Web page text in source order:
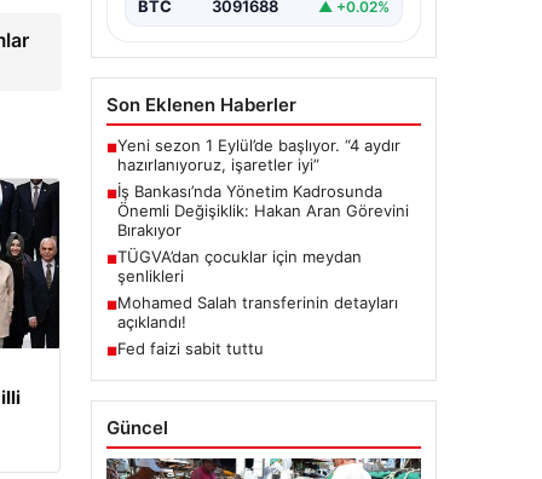
BTC 3091688 ▲ +0.02%
Son Eklenen Haberler
■Yeni sezon 1 Eylül’de başlıyor. “4 aydır
hazırlanıyoruz, işaretler iyi”
■İş Bankası’nda Yönetim Kadrosunda
Önemli Değişiklik: Hakan Aran Görevini
Bırakıyor
■TÜGVA’dan çocuklar için meydan
şenlikleri
■Mohamed Salah transferinin detayları
açıklandı!
■Fed faizi sabit tuttu
Güncel